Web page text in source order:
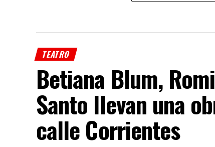
TEATRO
Betiana Blum,
Santo llevan una
calle Corrientes